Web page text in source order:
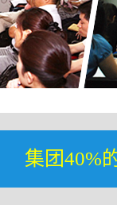
集团40%